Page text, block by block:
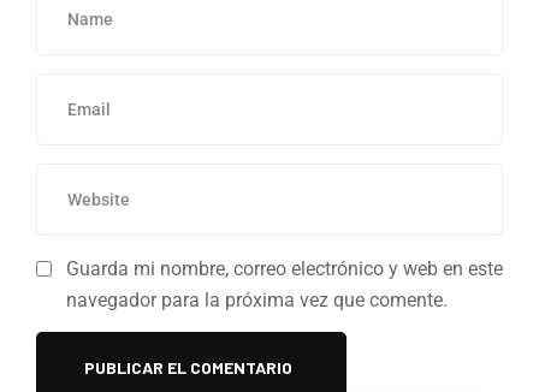
Guarda mi nombre, correo electrónico y web en este
navegador para la próxima vez que comente.